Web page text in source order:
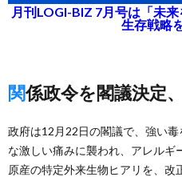
月刊LOGI-BIZ 7月号は「未
生存戦略
関係政令を閣議決
政府は12月22日の閣議で、強い
な激しい痛みに襲われ、アレル
原産の特定外来生物ヒアリを、